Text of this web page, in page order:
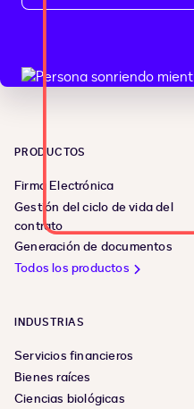
PRODUCTOS
Firma Electrónica
Gestión del ciclo de vida del
contrato
Generación de documentos
Todos los productos
INDUSTRIAS
Servicios financieros
Bienes raíces
Ciencias biológicas